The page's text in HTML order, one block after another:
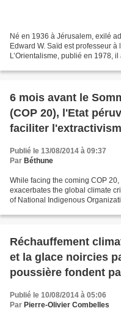
Né en 1936 à Jérusalem, exilé
Edward W. Saïd est professeur
L’Orientalisme, publié en 1978,
6 mois avant le
(COP 20), l'Etat
faciliter
Publié le 13/08/2014 à 09:37
Par Béthune
While facing the coming COP
exacerbates the global climate
of National Indigenous
Réchauffement
et la glace noircies
poussière fondent
Publié le 10/08/2014 à 05:06
Par Pierre-Olivier Combelles